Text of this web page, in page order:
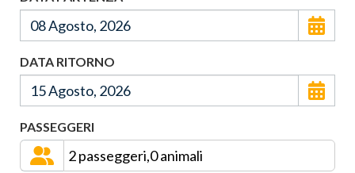
DATA RITORNO
PASSEGGERI